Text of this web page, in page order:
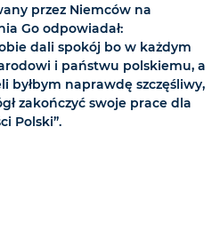
przez Niemców na
Go odpowiadał:
dali spokój bo w każdym
i państwu polskiemu, a
byłbym naprawdę szczęśliwy,
zakończyć swoje prace dla
Polski”.